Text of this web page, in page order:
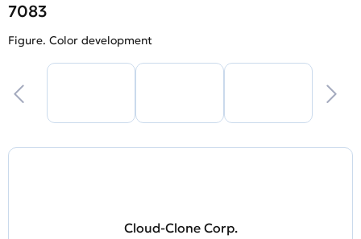
7083
Figure. Color development
Cloud-Clone Corp.